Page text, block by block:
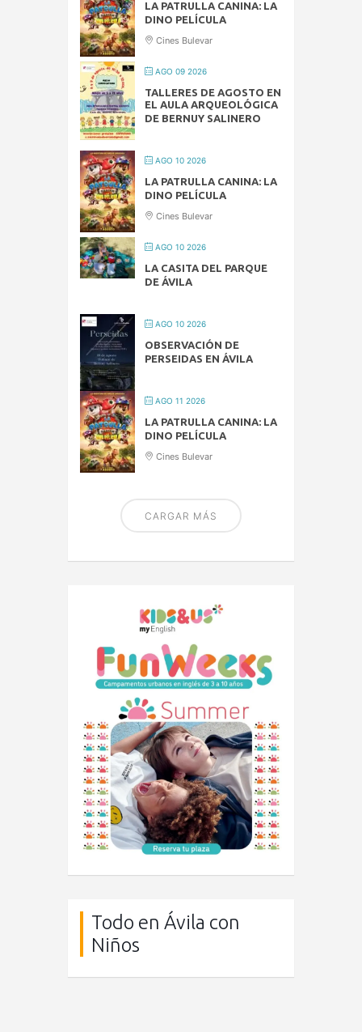
LA PATRULLA CANINA: LA
DINO PELÍCULA
Cines Bulevar
AGO 09 2026
TALLERES DE AGOSTO EN
EL AULA ARQUEOLÓGICA
DE BERNUY SALINERO
AGO 10 2026
LA PATRULLA CANINA: LA
DINO PELÍCULA
Cines Bulevar
AGO 10 2026
LA CASITA DEL PARQUE
DE ÁVILA
AGO 10 2026
OBSERVACIÓN DE
PERSEIDAS EN ÁVILA
AGO 11 2026
LA PATRULLA CANINA: LA
DINO PELÍCULA
Cines Bulevar
CARGAR MÁS
Todo en Ávila con
Niños